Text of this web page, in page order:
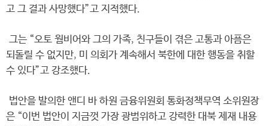
고 그 결과 사망했다”고 지적했다.
그는 “오토 웜비어와 그의 가족, 친구들이 겪은 고통과 아픔은
되돌릴 수 없지만, 미 의회가 계속해서 북한에 대한 행동을 취할
수 있다”고 강조했다.
법안을 발의한 앤디 바 하원 금융위원회 통화정책무역 소위원장
은 “이번 법안이 지금껏 가장 광범위하고 강력한 대북 제재 내용